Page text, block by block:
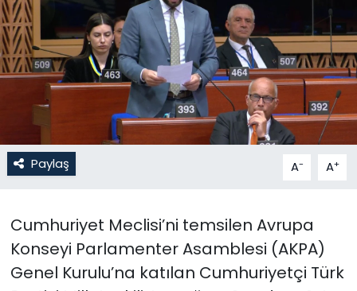
Paylaş A- A+
Cumhuriyet Meclisi’ni temsilen Avrupa
Konseyi Parlamenter Asamblesi (AKPA)
Genel Kurulu’na katılan Cumhuriyetçi Türk
Nöbetçi Eczaneler
Otomobil Dünyası
Politika
Spor
Teknoloji